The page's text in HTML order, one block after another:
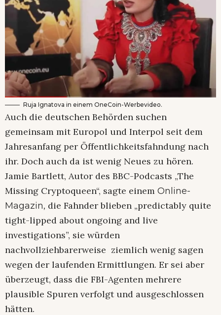
Ruja Ignatova in einem OneCoin-Werbevideo.
Auch die deutschen Behörden suchen
gemeinsam mit Europol und Interpol seit dem
Jahresanfang per Öffentlichkeitsfahndung nach
ihr. Doch auch da ist wenig Neues zu hören.
Jamie Bartlett, Autor des BBC-Podcasts „The
Missing Cryptoqueen“, sagte einem Online-
Magazin, die Fahnder blieben „predictably quite
tight-lipped about ongoing and live
investigations”, sie würden
nachvollziehbarerweise ziemlich wenig sagen
wegen der laufenden Ermittlungen. Er sei aber
überzeugt, dass die FBI-Agenten mehrere
plausible Spuren verfolgt und ausgeschlossen
hätten.